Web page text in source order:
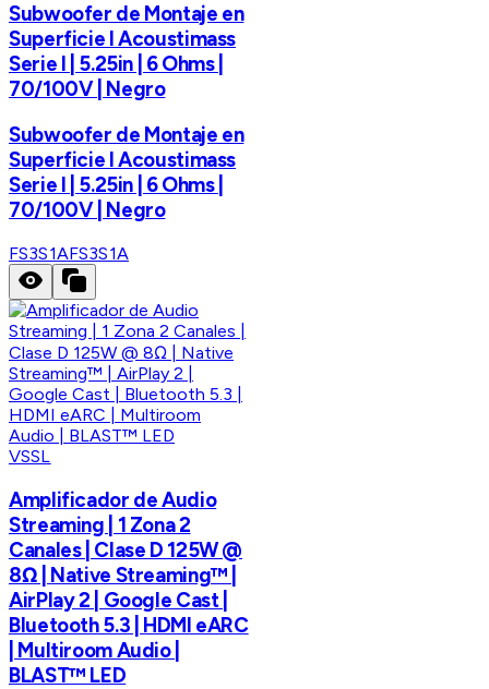
Subwoofer de Montaje en
Superficie I Acoustimass
Serie I | 5.25in | 6 Ohms |
70/100V | Negro
Subwoofer de Montaje en
Superficie I Acoustimass
Serie I | 5.25in | 6 Ohms |
70/100V | Negro
FS3S1AFS3S1A
VSSL
Amplificador de Audio
Streaming | 1 Zona 2
Canales | Clase D 125W @
8Ω | Native Streaming™ |
AirPlay 2 | Google Cast |
Bluetooth 5.3 | HDMI eARC
| Multiroom Audio |
BLAST™ LED